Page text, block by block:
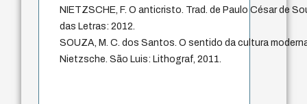
NIETZSCHE, F. O anticristo. Trad. de Paulo César de
das Letras: 2012.
SOUZA, M. C. dos Santos. O sentido da cultura
Nietzsche. São Luis: Lithograf, 2011.